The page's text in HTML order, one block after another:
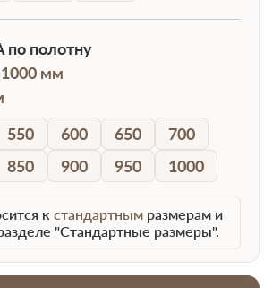
по полотну
мм
550 600 650
700
850 900 950 1000
к стандартным размерам и
"Стандартные размеры".